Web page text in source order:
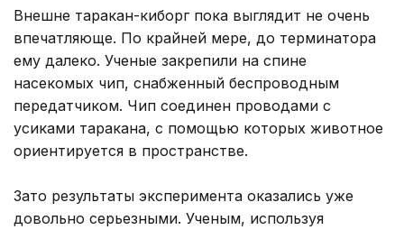
Внешне таракан-киборг пока выглядит не очень
впечатляюще. По крайней мере, до терминатора
ему далеко. Ученые закрепили на спине
насекомых чип, снабженный беспроводным
передатчиком. Чип соединен проводами с
усиками таракана, с помощью которых животное
ориентируется в пространстве.
Зато результаты эксперимента оказались уже
довольно серьезными. Ученым, используя